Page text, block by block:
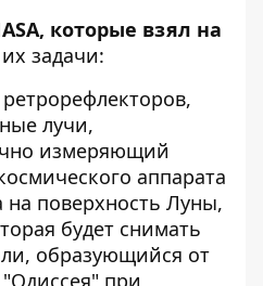
которые взял на
задачи:
лучи,
измеряющий
аппарата
на поверхность Луны,
будет снимать
образующийся от
при